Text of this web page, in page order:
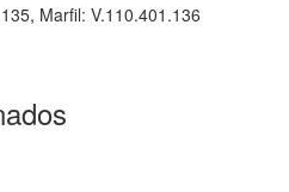
Marfil: V.110.401.136